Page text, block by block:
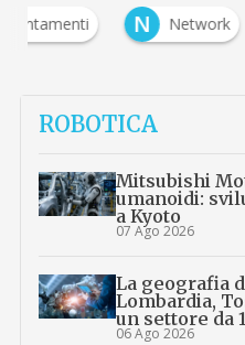
N Network
ROBOTICA
Mitsubishi
umanoidi:
a Kyoto
07 Ago 2026
La geografia
Lombardia,
un settore da
06 Ago 2026